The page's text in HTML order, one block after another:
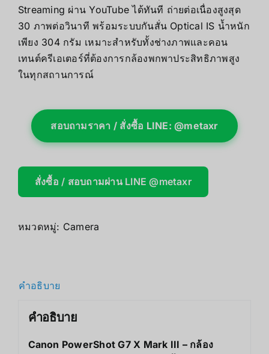
Streaming ผ่าน YouTube ได้ทันที ถ่ายต่อเนื่องสูงสุด
30 ภาพต่อวินาที พร้อมระบบกันสั่น Optical IS น้ำหนัก
เพียง 304 กรัม เหมาะสำหรับทั้งช่างภาพและคอน
เทนต์ครีเอเตอร์ที่ต้องการกล้องพกพาประสิทธิภาพสูง
ในทุกสถานการณ์
สอบถามราคา / สั่งซื้อ LINE: @metaxr
สั่งซื้อ / สอบถามผ่าน LINE @metaxr
หมวดหมู่: Camera
คำอธิบาย
คำอธิบาย
Canon PowerShot G7 X Mark III – กล้อง